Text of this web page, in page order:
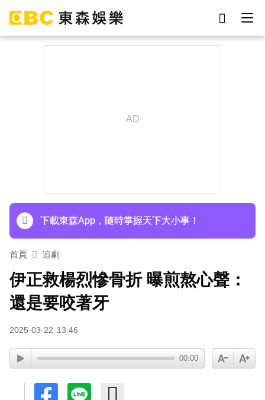
下載東森App，隨時掌握天下大小事！
首頁 追劇
伊正救楊烈慘骨折 曝煎熬心聲：
還是要咬著牙
2025-03-22 13:46
00:00